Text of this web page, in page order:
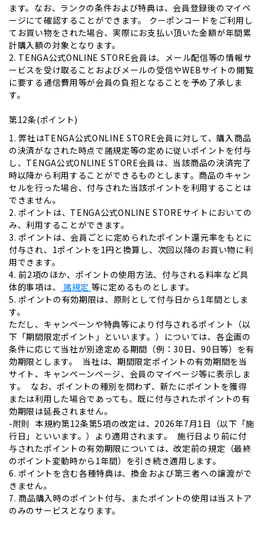
ます。なお、ランクの条件および特典は、会員登録後のマイペ
ージにて確認することができます。 クーポンコードをご利用し
てお買い物をされた場合、実際にお支払い頂いた金額が年間累
計購入額の対象となります。
2. TENGA公式ONLINE STORE会員は、メール配信等の情報サ
ービスを受け取ることおよびメールの受信やWEBサイトの閲覧
に要する通信費用等が会員の負担となることを予め了承しま
す。
第12条(ポイント)
1. 弊社はTENGA公式ONLINE STORE会員に対して、購入商品
の決済がなされた時点で諸規定等の定めに従いポイントを付与
し、TENGA公式ONLINE STORE会員は、当該商品の決済完了
時以降から利用することができるものとします。商品のキャン
セルを行った場合、付与された当該ポイントを利用することは
できません。
2. ポイントは、TENGA公式ONLINE STOREサイトにおいての
み、利用することができます。
3. ポイントは、会員ごとに定められたポイント還元率をもとに
付与され、1ポイントを1円と換算し、次回以降のお買い物に利
用できます。
4. 前2項のほか、ポイントの使用方法、付与される料率など具
体的事項は、
諸規定 等に定めるものとします。
5. ポイントの​有効期限は、​原則と​して​付与日から​1年間としま
す。​
ただし、​キャンペーンや​特典等に​より​付与される​ポイント​（以
下​「期間限定ポイント」と​いいます。​）に​ついては、​各企画の​
条件に​応じて​当社が​別途定める​期間​（例：30日、​90日等）を​有
効期限とします。​ 当社は、​期間限定ポイントの​有効期間を​当
サイト、​キャンペーンページ、​会員の​マイページ等に​表示しま
す。​ な​お、​ポイントの​種別を​問わず、​新たに​ポイントを​獲得
または​利用した​場合であっても、​既に​付与された​ポイントの​有
効期限は​延長されません。
-附則 本規約第12条第5項の​改定は、​2026年7月1日​（以下​「施
行日」と​いいます。​）より​適用されます。​ 施行日より​前に​付
与された​ポイントの​有効期限に​ついては、​改定前の​規定​（最終
の​ポイント変動時から​1年間）を​引き​続き適用します。​
6. ポイントを含む各種特典は、換金および第三者への譲渡がで
きません。
7. 商品購入時のポイント付与、またポイントの使用は当ストア
のみのサービスとなります。